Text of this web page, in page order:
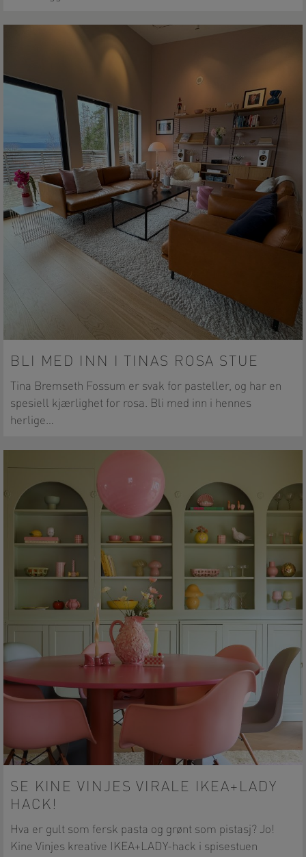
BLI MED INN I TINAS ROSA STUE
Tina Bremseth Fossum er svak for pasteller, og har en
spesiell kjærlighet for rosa. Bli med inn i hennes
herlige…
SE KINE VINJES VIRALE IKEA+LADY
HACK!
Hva er gult som fersk pasta og grønt som pistasj? Jo!
Kine Vinjes kreative IKEA+LADY-hack i spisestuen